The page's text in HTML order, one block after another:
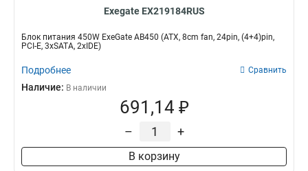
Exegate EX219184RUS
Блок питания 450W ExeGate AB450 (ATX, 8cm fan, 24pin, (4+4)pin,
PCI-E, 3xSATA, 2xIDE)
Подробнее Сравнить
Наличие: В наличии
691,14 ₽
– +
В корзину